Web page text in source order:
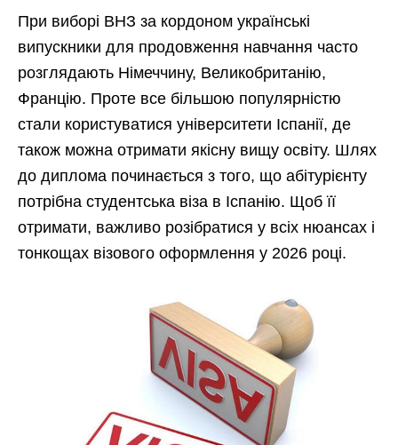
При виборі ВНЗ за кордоном українські
випускники для продовження навчання часто
розглядають Німеччину, Великобританію,
Францію. Проте все більшою популярністю
стали користуватися університети Іспанії, де
також можна отримати якісну вищу освіту. Шлях
до диплома починається з того, що абітурієнту
потрібна студентська віза в Іспанію. Щоб її
отримати, важливо розібратися у всіх нюансах і
тонкощах візового оформлення у 2026 році.